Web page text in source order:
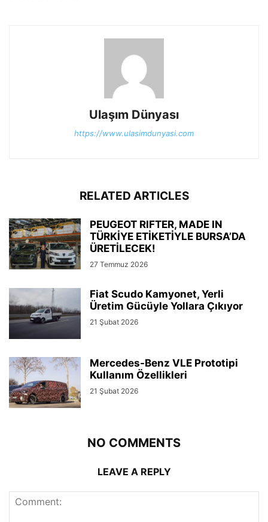
Ulaşım Dünyası
https://www.ulasimdunyasi.com
RELATED ARTICLES
PEUGEOT RIFTER, MADE IN
TÜRKİYE ETİKETİYLE BURSA’DA
ÜRETİLECEK!
27 Temmuz 2026
Fiat Scudo Kamyonet, Yerli
Üretim Gücüyle Yollara Çıkıyor
21 Şubat 2026
Mercedes-Benz VLE Prototipi
Kullanım Özellikleri
21 Şubat 2026
NO COMMENTS
LEAVE A REPLY